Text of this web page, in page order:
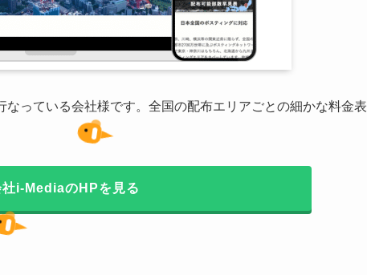
っている会社様です。全国の配布エリアごとの細かな料金表
社i-MediaのHPを見る